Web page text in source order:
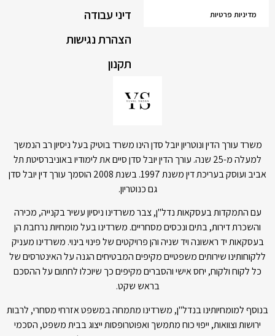
מדיניות פרטיות
דיני עבודה
הצהרת נגישות
תקנון
משרד עורך הדין ונוטריון יובל סדן הינו משרד בוטיק בעל ניסיון רב הנמשך
למעלה מ-25 שנה. עורך הדין יובל סדן סיים את לימודיו באוניברסיטת תל
אביב ועוסק בעריכת דין משנת 1997. בשנת 2008 הוסמך עורך דין יובל סדן
גם כנוטריון.
עם התמקדות בעסקאות נדל"ן, צבר משרדינו ניסיון עשיר בקנייה, מכירה
והשכרת דירות, בתים ונכסים מסחריים. משרדינו בעל מומחיות נרחבת הן
בעסקאות יד ראשונה ויד שניה והן פרויקטים של פינוי בינוי. משרדינו מעניק
ללקוחותינו שירותים משפטיים מקיפים המבטיחים הגנה על האינטרסים של
כל לקוח ולקוח, יחס אישי והסברים מקיפים כך שיוכלו לחתום על ההסכם
בראש שקט.
בנוסף למומחיותינו בנדל"ן, משרדינו מתמחה במשפט אזרחי מסחרי, לרבות
ירושות וצוואות, ייפוי כוח מתמשך ואפוטרופסות ייצוג בבית משפט, הסכמי